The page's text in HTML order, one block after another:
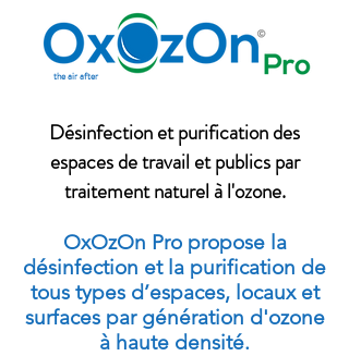
the air after
Désinfection et purification des
espaces de travail et publics par
traitement naturel à l'ozone.
OxOzOn Pro propose la
désinfection et la purification de
tous types d’espaces, locaux et
surfaces par génération d'ozone
à haute densité.